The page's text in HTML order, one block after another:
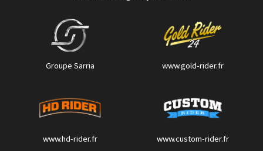
Groupe Sarria www.gold-rider.fr
www.hd-rider.fr www.custom-rider.fr